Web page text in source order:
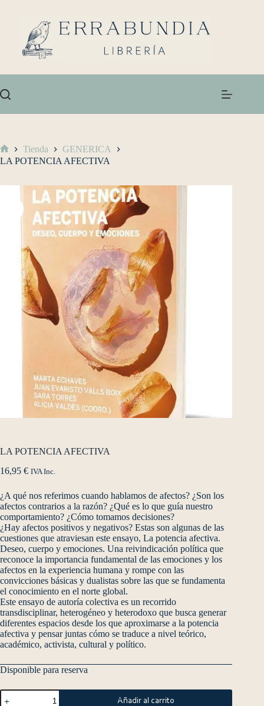
Tienda
GENERICA
LA POTENCIA AFECTIVA
LA POTENCIA AFECTIVA
16,95 € IVA Inc.
¿A qué nos referimos cuando hablamos de afectos? ¿Son los
afectos contrarios a la razón? ¿Qué es lo que guía nuestro
comportamiento? ¿Cómo tomamos decisiones?
¿Hay afectos positivos y negativos? Estas son algunas de las
cuestiones que atraviesan este ensayo, La potencia afectiva.
Deseo, cuerpo y emociones. Una reivindicación política que
reconoce la importancia fundamental de las emociones y los
afectos en la experiencia humana y rompe con las
convicciones básicas y dualistas sobre las que se fundamenta
el conocimiento en el norte global.
Este ensayo de autoría colectiva es un recorrido
transdisciplinar, heterogéneo y heterodoxo que busca generar
diferentes espacios desde los que aproximarse a la potencia
afectiva y pensar juntas cómo se traduce a nivel teórico,
académico, activista, cultural y político.
Disponible para reserva
Añadir al carrito